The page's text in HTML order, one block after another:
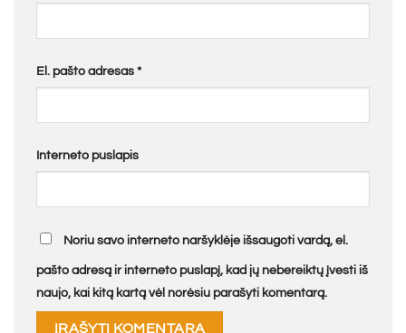
El. pašto adresas *
Interneto puslapis
Noriu savo interneto naršyklėje išsaugoti vardą, el.
pašto adresą ir interneto puslapį, kad jų nebereiktų įvesti iš
naujo, kai kitą kartą vėl norėsiu parašyti komentarą.